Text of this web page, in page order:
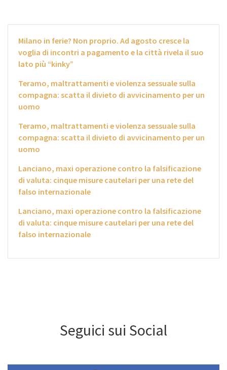
Milano in ferie? Non proprio. Ad agosto cresce la
voglia di incontri a pagamento e la città rivela il suo
lato più “kinky”
Teramo, maltrattamenti e violenza sessuale sulla
compagna: scatta il divieto di avvicinamento per un
uomo
Teramo, maltrattamenti e violenza sessuale sulla
compagna: scatta il divieto di avvicinamento per un
uomo
Lanciano, maxi operazione contro la falsificazione
di valuta: cinque misure cautelari per una rete del
falso internazionale
Lanciano, maxi operazione contro la falsificazione
di valuta: cinque misure cautelari per una rete del
falso internazionale
Seguici sui Social